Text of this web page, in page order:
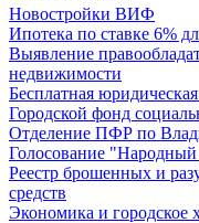
Новостройки ВИФ
Ипотека по ставке 6%
Выявление
недвижимости
Бесплатная
Городской фонд
Отделение ПФР по
Голосование
Реестр брошенных и
средств
Экономика и городское